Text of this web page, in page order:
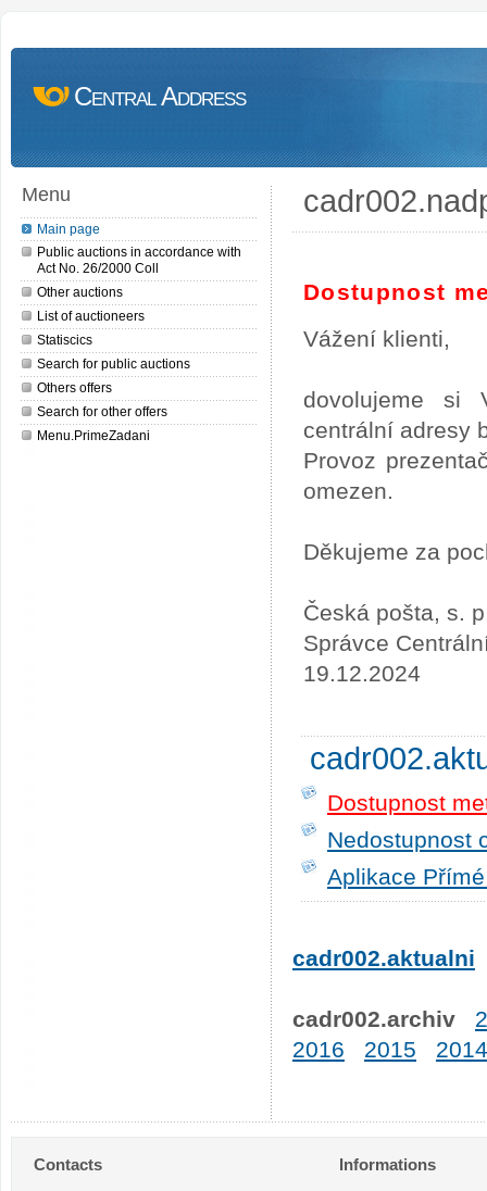
Central Address
Menu
Main page
Public auctions in accordance with
Act No. 26/2000 Coll
Other auctions
List of auctioneers
Statiscics
Search for public auctions
Others offers
Search for other offers
Menu.PrimeZadani
Dostupnost
Vážení klienti,
dovolujeme si
centrální adresy
Provoz
omezen.
Děkujeme za
Česká pošta, s.
Správce
19.12.2024
Dostupnost
Nedostupnost
Aplikace
cadr002.aktualni
cadr002.archiv
2016
2015 2014
Contacts Informations